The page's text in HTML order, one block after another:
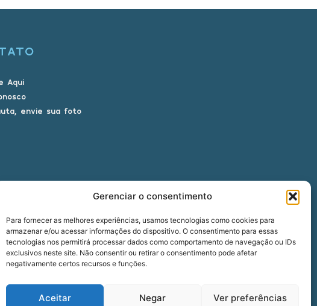
Gerenciar o consentimento
Para fornecer as melhores experiências, usamos tecnologias como cookies para
armazenar e/ou acessar informações do dispositivo. O consentimento para essas
tecnologias nos permitirá processar dados como comportamento de navegação ou IDs
exclusivos neste site. Não consentir ou retirar o consentimento pode afetar
negativamente certos recursos e funções.
Aceitar Negar Ver preferências
Aqui
envie sua foto
000